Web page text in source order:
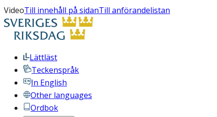
VideoTill innehåll på sidanTill anförandelistan
Lättläst
Teckenspråk
In English
Other languages
Ordbok